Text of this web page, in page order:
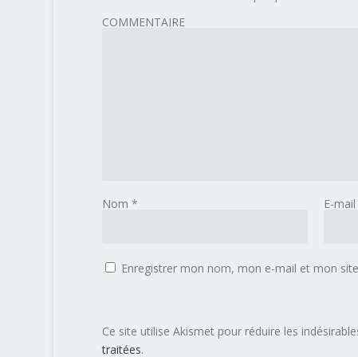
COMMENTAIRE
Nom * E-mail
Enregistrer mon nom, mon e-mail et mon
Ce site utilise Akismet pour réduire les
traitées.